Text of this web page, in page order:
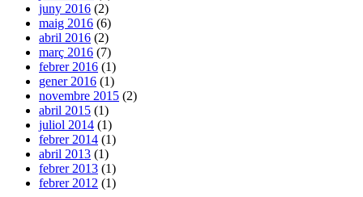
juny 2016 (2)
maig 2016 (6)
abril 2016 (2)
març 2016 (7)
febrer 2016 (1)
gener 2016 (1)
novembre 2015 (2)
abril 2015 (1)
juliol 2014 (1)
febrer 2014 (1)
abril 2013 (1)
febrer 2013 (1)
febrer 2012 (1)